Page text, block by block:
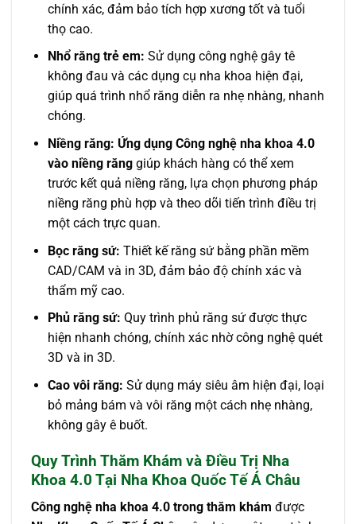
chính xác, đảm bảo tích hợp xương tốt và tuổi
thọ cao.
Nhổ răng trẻ em: Sử dụng công nghệ gây tê
không đau và các dụng cụ nha khoa hiện đại,
giúp quá trình nhổ răng diễn ra nhẹ nhàng, nhanh
chóng.
Niềng răng: Ứng dụng Công nghệ nha khoa 4.0
vào niềng rănggiúp khách hàng có thể xem
trước kết quả niềng răng, lựa chọn phương pháp
niềng răng phù hợp và theo dõi tiến trình điều trị
một cách trực quan.
Bọc răng sứ: Thiết kế răng sứ bằng phần mềm
CAD/CAM và in 3D, đảm bảo độ chính xác và
thẩm mỹ cao.
Phủ răng sứ: Quy trình phủ răng sứ được thực
hiện nhanh chóng, chính xác nhờ công nghệ quét
3D và in 3D.
Cao vôi răng: Sử dụng máy siêu âm hiện đại, loại
bỏ mảng bám và vôi răng một cách nhẹ nhàng,
không gây ê buốt.
Quy Trình Thăm Khám và Điều Trị Nha
Khoa 4.0 Tại Nha Khoa Quốc Tế Á Châu
Công nghệ nha khoa 4.0 trong thăm khám được